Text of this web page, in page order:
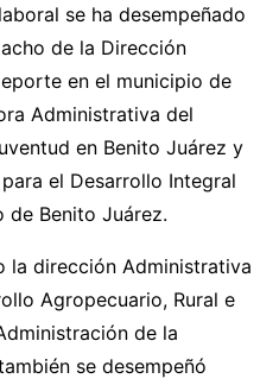
se ha desempeñado
de la Dirección
en el municipio de
Administrativa del
en Benito Juárez y
el Desarrollo Integral
de Benito Juárez.
la dirección Administrativa
Agropecuario, Rural e
de la
se desempeñó